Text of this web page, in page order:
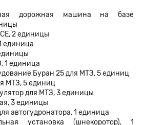
дорожная машина на базе
2 единицы
единица
1 единица
Буран 25 для МТЗ, 5 единиц
МТЗ, 5 единиц
для МТЗ, 3 единицы
3 единицы
автогудронатора, 1 единица
установка (шнекоротор), 1